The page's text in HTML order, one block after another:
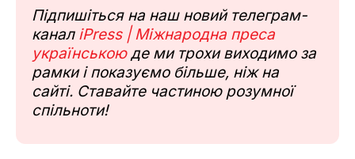
Підпишіться на наш новий телеграм-
канал iPress | Міжнародна преса
українськоюде ми трохи виходимо за
рамки і показуємо більше, ніж на
сайті. Ставайте частиною розумної
спільноти!